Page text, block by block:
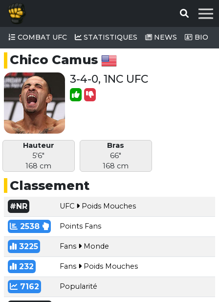
COMBAT UFC STATISTIQUES NEWS BIO
Chico Camus
3-4-0, 1NC UFC
Hauteur
5'6"
168 cm
Bras
66"
168 cm
Classement
#NR UFC Poids Mouches
2538 Points Fans
3225 Fans Monde
232 Fans Poids Mouches
7162 Popularité